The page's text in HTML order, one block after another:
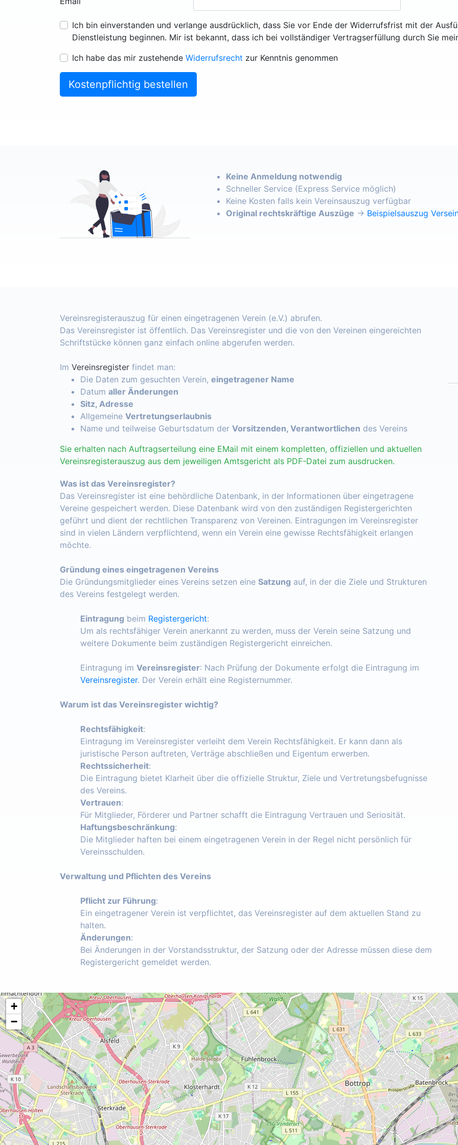
Ich bin einverstanden und verlange ausdrücklich, dass Sie vor Ende der Widerrufsfrist mit der
Dienstleistung beginnen. Mir ist bekannt, dass ich bei vollständiger Vertragserfüllung durch Sie
Ich habe das mir zustehende Widerrufsrecht zur Kenntnis genommen
Kostenpflichtig bestellen
Keine Anmeldung notwendig
Schneller Service (Express Service möglich)
Keine Kosten falls kein Vereinsauszug verfügbar
Original rechtskräftige Auszüge → Beispielsauszug
Vereinsregisterauszug für einen eingetragenen Verein (e.V.) abrufen.
Das Vereinsregister ist öffentlich. Das Vereinsregister und die von den Vereinen eingereichten
Schriftstücke können ganz einfach online abgerufen werden.
Im Vereinsregister findet man:
Die Daten zum gesuchten Verein, eingetragener Name
Datum aller Änderungen
Sitz, Adresse
Allgemeine Vertretungserlaubnis
Name und teilweise Geburtsdatum der Vorsitzenden, Verantwortlichen des Vereins
Sie erhalten nach Auftragserteilung eine EMail mit einem kompletten, offiziellen und aktuellen
Vereinsregisterauszug aus dem jeweiligen Amtsgericht als PDF-Datei zum ausdrucken.
Was ist das Vereinsregister?
Das Vereinsregister ist eine behördliche Datenbank, in der Informationen über eingetragene
Vereine gespeichert werden. Diese Datenbank wird von den zuständigen Registergerichten
geführt und dient der rechtlichen Transparenz von Vereinen. Eintragungen im Vereinsregister
sind in vielen Ländern verpflichtend, wenn ein Verein eine gewisse Rechtsfähigkeit erlangen
möchte.
Gründung eines eingetragenen Vereins
Die Gründungsmitglieder eines Vereins setzen eine Satzung auf, in der die Ziele und Strukturen
des Vereins festgelegt werden.
Eintragung beim Registergericht:
Um als rechtsfähiger Verein anerkannt zu werden, muss der Verein seine Satzung und
weitere Dokumente beim zuständigen Registergericht einreichen.
Eintragung im Vereinsregister: Nach Prüfung der Dokumente erfolgt die Eintragung im
Vereinsregister. Der Verein erhält eine Registernummer.
Warum ist das Vereinsregister wichtig?
Rechtsfähigkeit:
Eintragung im Vereinsregister verleiht dem Verein Rechtsfähigkeit. Er kann dann als
juristische Person auftreten, Verträge abschließen und Eigentum erwerben.
Rechtssicherheit:
Die Eintragung bietet Klarheit über die offizielle Struktur, Ziele und Vertretungsbefugnisse
des Vereins.
Vertrauen:
Für Mitglieder, Förderer und Partner schafft die Eintragung Vertrauen und Seriosität.
Haftungsbeschränkung:
Die Mitglieder haften bei einem eingetragenen Verein in der Regel nicht persönlich für
Vereinsschulden.
Verwaltung und Pflichten des Vereins
Pflicht zur Führung:
Ein eingetragener Verein ist verpflichtet, das Vereinsregister auf dem aktuellen Stand zu
halten.
Änderungen:
Bei Änderungen in der Vorstandsstruktur, der Satzung oder der Adresse müssen diese dem
Registergericht gemeldet werden.
+
−